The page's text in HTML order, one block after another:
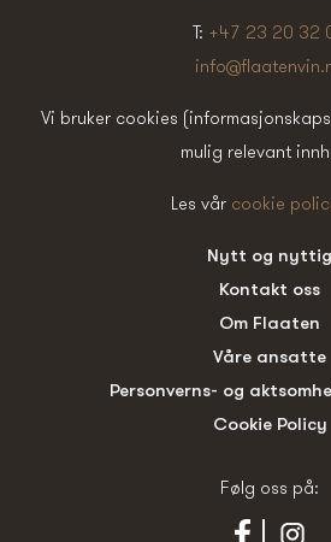
T: +47 23 20 32
Vi bruker cookies
mulig relevant
Les vår cookie
Nytt og nyttig
Kontakt oss
Om Flaaten
Våre ansatte
Personverns- og
Cookie Policy
Følg oss på: